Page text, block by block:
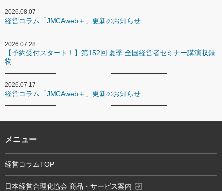
2026.08.07
経営コラム「JMCAweb＋」更新のお知らせ
2026.07.28
【予約受付スタート！】第152回 夏季 全国経営者セミナー講演収録
物
2026.07.17
経営コラム「JMCAweb＋」更新のお知らせ
メニュー
経営コラムTOP
日本経営合理化協会 商品・サービス案内 exit_to_app